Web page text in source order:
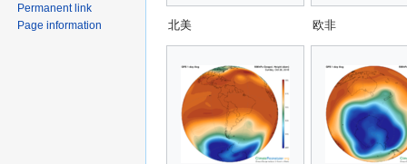
北美 欧非
Permanent link
Page information